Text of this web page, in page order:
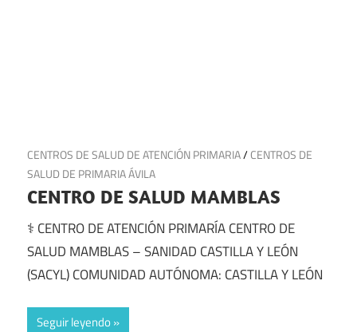
16 de julio de 2025
CENTROS DE SALUD DE ATENCIÓN PRIMARIA/CENTROS DE
SALUD DE PRIMARIA ÁVILA
CENTRO DE SALUD MAMBLAS
⚕️ CENTRO DE ATENCIÓN PRIMARÍA CENTRO DE
SALUD MAMBLAS – SANIDAD CASTILLA Y LEÓN
(SACYL) COMUNIDAD AUTÓNOMA: CASTILLA Y LEÓN
Seguir leyendo